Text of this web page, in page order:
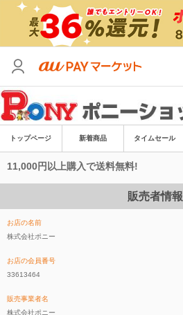
トップページ 新着商品 タイムセール
11,000円以上購入で送料無料!
販売者情報
お店の名前
株式会社ポニー
お店の会員番号
33613464
販売事業者名
株式会社ポニー